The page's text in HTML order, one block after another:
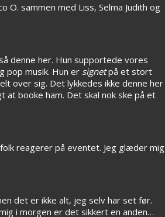
O. sammen med Liss, Selma Judith og
denne her. Hun supportede vores
pop musik. Hun er signetpå et stort
over sig. Det lykkedes ikke denne her
at booke ham. Det skal nok ske på et
reagerer på eventet. Jeg glæder mig
det er ikke alt, jeg selv har set før.
i morgen er det sikkert en anden…